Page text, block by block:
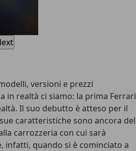
versioni e prezzi
in realtà ci siamo: la prima Ferrari
. Il suo debutto è atteso per il
caratteristiche sono ancora del
carrozzeria con cui sarà
infatti, quando si è cominciato a